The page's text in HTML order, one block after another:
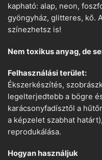
kapható: alap, neon,
gyöngyház, glitteres, kő.
színezhetsz is!
Nem toxikus anyag, de
Felhasználási terület:
Ékszerkészítés,
legelterjedtebb a bögre
karácsonyfadísztől a
a képzelet szabhat
reprodukálása.
Hogyan használjuk